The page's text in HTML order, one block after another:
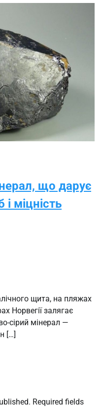
що дарує
і міцність
щита, на пляжах
Норвегії залягає
сірий мінерал —
[…]
Required fields